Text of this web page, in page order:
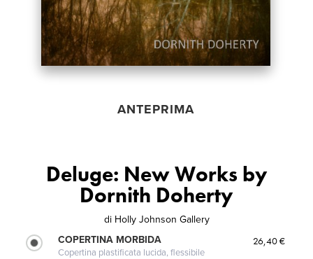
ANTEPRIMA
Deluge: New Works by
Dornith Doherty
di Holly Johnson Gallery
COPERTINA MORBIDA
Copertina plastificata lucida, flessibile
26,40 €